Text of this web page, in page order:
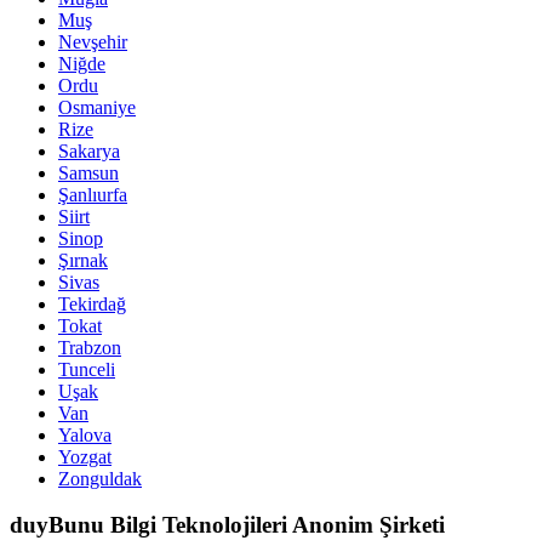
Muş
Nevşehir
Niğde
Ordu
Osmaniye
Rize
Sakarya
Samsun
Şanlıurfa
Siirt
Sinop
Şırnak
Sivas
Tekirdağ
Tokat
Trabzon
Tunceli
Uşak
Van
Yalova
Yozgat
Zonguldak
duyBunu Bilgi Teknolojileri Anonim Şirketi